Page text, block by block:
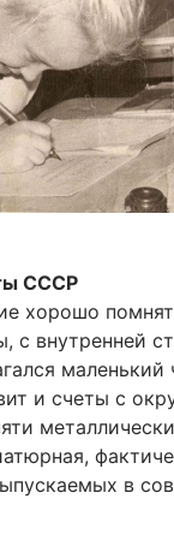
СССР
хорошо
с внутренней
маленький
и счеты с
в